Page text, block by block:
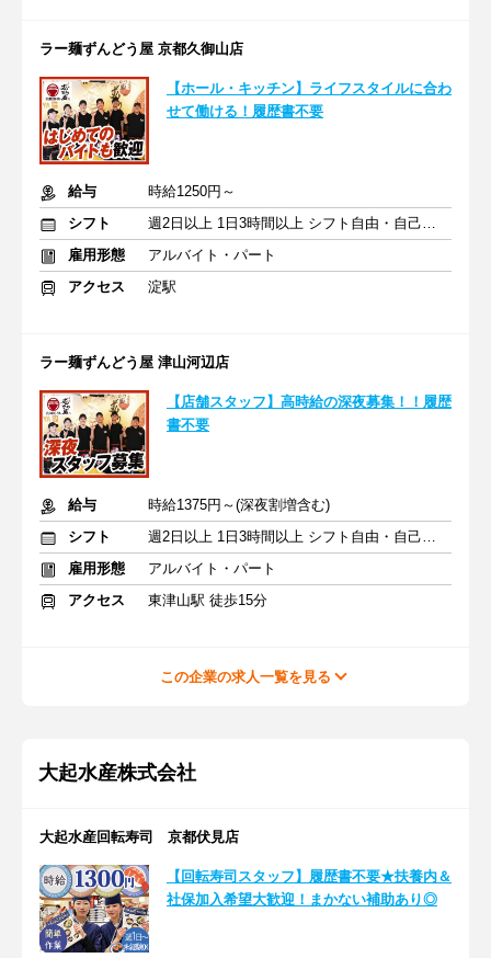
ラー麺ずんどう屋 京都久御山店
【ホール・キッチン】ライフスタイルに合わ
せて働ける！履歴書不要
給与
時給1250円～
シフト
週2日以上 1日3時間以上 シフト自由・自己申告
雇用形態
アルバイト・パート
アクセス
淀駅
ラー麺ずんどう屋 津山河辺店
【店舗スタッフ】高時給の深夜募集！！履歴
書不要
給与
時給1375円～(深夜割増含む)
シフト
週2日以上 1日3時間以上 シフト自由・自己申告
雇用形態
アルバイト・パート
アクセス
東津山駅 徒歩15分
この企業の求人一覧を見る
大起水産株式会社
大起水産回転寿司 京都伏見店
【回転寿司スタッフ】履歴書不要★扶養内＆
社保加入希望大歓迎！まかない補助あり◎